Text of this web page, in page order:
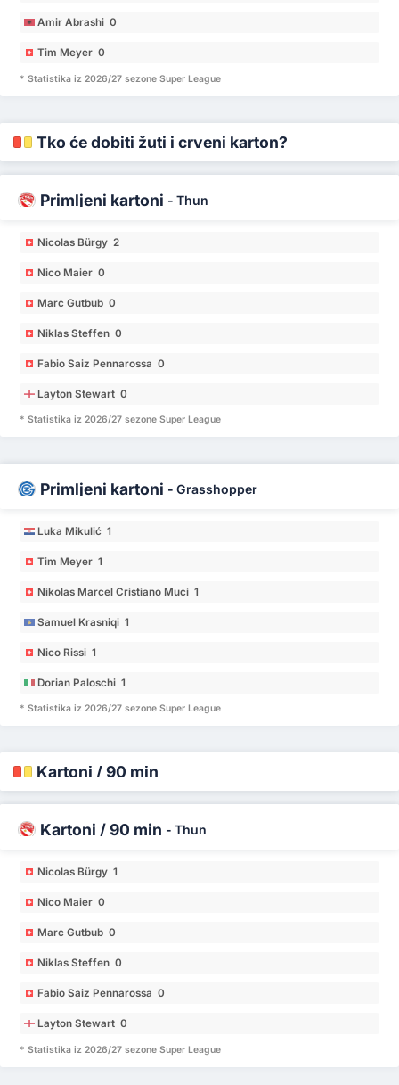
Amir Abrashi 0
Tim Meyer 0
* Statistika iz 2026/27 sezone Super League
Tko će dobiti žuti i crveni karton?
Primljeni kartoni - Thun
Nicolas Bürgy 2
Nico Maier 0
Marc Gutbub 0
Niklas Steffen 0
Fabio Saiz Pennarossa 0
Layton Stewart 0
* Statistika iz 2026/27 sezone Super League
Primljeni kartoni - Grasshopper
Luka Mikulić 1
Tim Meyer 1
Nikolas Marcel Cristiano Muci 1
Samuel Krasniqi 1
Nico Rissi 1
Dorian Paloschi 1
* Statistika iz 2026/27 sezone Super League
Kartoni / 90 min
Kartoni / 90 min - Thun
Nicolas Bürgy 1
Nico Maier 0
Marc Gutbub 0
Niklas Steffen 0
Fabio Saiz Pennarossa 0
Layton Stewart 0
* Statistika iz 2026/27 sezone Super League